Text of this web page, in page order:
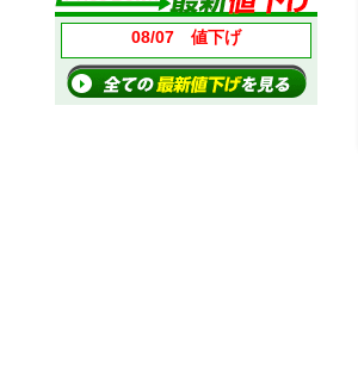
08/07 値下げ